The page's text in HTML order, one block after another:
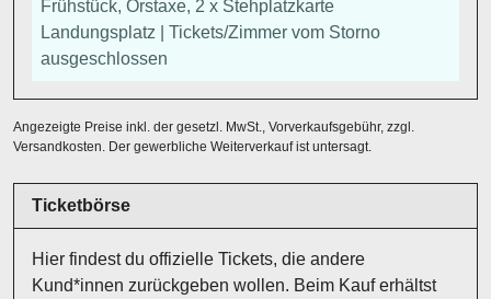
Frühstück, Orstaxe, 2 x Stehplatzkarte
Landungsplatz | Tickets/Zimmer vom Storno
ausgeschlossen
Angezeigte Preise inkl. der gesetzl. MwSt., Vorverkaufsgebühr, zzgl.
Versandkosten. Der gewerbliche Weiterverkauf ist untersagt.
Ticketbörse
Hier findest du offizielle Tickets, die andere
Kund*innen zurückgeben wollen. Beim Kauf erhältst